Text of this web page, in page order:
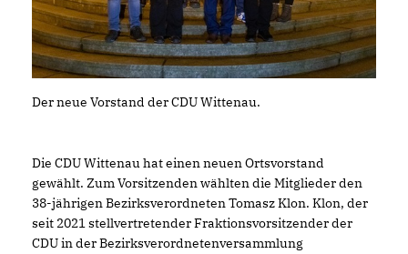
Der neue Vorstand der CDU Wittenau.
Die CDU Wittenau hat einen neuen Ortsvorstand
gewählt. Zum Vorsitzenden wählten die Mitglieder den
38-jährigen Bezirksverordneten Tomasz Klon. Klon, der
seit 2021 stellvertretender Fraktionsvorsitzender der
CDU in der Bezirksverordnetenversammlung